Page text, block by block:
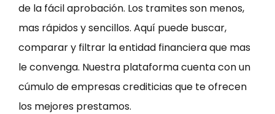
de la fácil aprobación. Los tramites son menos,
mas rápidos y sencillos. Aquí puede buscar,
comparar y filtrar la entidad financiera que mas
le convenga. Nuestra plataforma cuenta con un
cúmulo de empresas crediticias que te ofrecen
los mejores prestamos.